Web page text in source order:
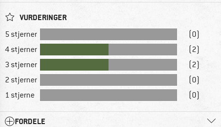
VURDERINGER
5 stjerner
(0)
4 stjerner
(2)
3 stjerner
(2)
2 stjerner
(0)
1 stjerne
(0)
FORDELE